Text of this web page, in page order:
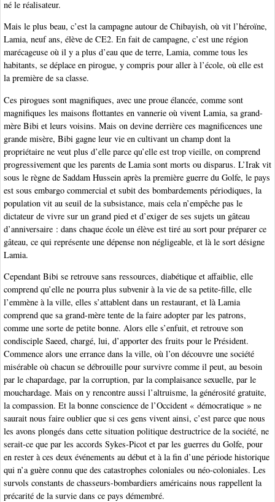
né le réalisateur.
Mais le plus beau, c’est la campagne autour de Chibayish, où vit l’héroïne,
Lamia, neuf ans, élève de CE2. En fait de campagne, c’est une région
marécageuse où il y a plus d’eau que de terre, Lamia, comme tous les
habitants, se déplace en pirogue, y compris pour aller à l’école, où elle est
la première de sa classe.
Ces pirogues sont magnifiques, avec une proue élancée, comme sont
magnifiques les maisons flottantes en vannerie où vivent Lamia, sa grand-
mère Bibi et leurs voisins. Mais on devine derrière ces magnificences une
grande misère, Bibi gagne leur vie en cultivant un champ dont la
propriétaire ne veut plus d’elle parce qu’elle est trop vieille, on comprend
progressivement que les parents de Lamia sont morts ou disparus. L’Irak vit
sous le règne de Saddam Hussein après la première guerre du Golfe, le pays
est sous embargo commercial et subit des bombardements périodiques, la
population vit au seuil de la subsistance, mais cela n’empêche pas le
dictateur de vivre sur un grand pied et d’exiger de ses sujets un gâteau
d’anniversaire : dans chaque école un élève est tiré au sort pour préparer ce
gâteau, ce qui représente une dépense non négligeable, et là le sort désigne
Lamia.
Cependant Bibi se retrouve sans ressources, diabétique et affaiblie, elle
comprend qu’elle ne pourra plus subvenir à la vie de sa petite-fille, elle
l’emmène à la ville, elles s’attablent dans un restaurant, et là Lamia
comprend que sa grand-mère tente de la faire adopter par les patrons,
comme une sorte de petite bonne. Alors elle s’enfuit, et retrouve son
condisciple Saeed, chargé, lui, d’apporter des fruits pour le Président.
Commence alors une errance dans la ville, où l’on découvre une société
misérable où chacun se débrouille pour survivre comme il peut, au besoin
par le chapardage, par la corruption, par la complaisance sexuelle, par le
mouchardage. Mais on y rencontre aussi l’altruisme, la générosité gratuite,
la compassion. Et la bonne conscience de l’Occident « démocratique » ne
saurait nous faire oublier que si ces gens vivent ainsi, c’est parce que nous
les avons plongés dans cette situation politique destructrice de la société, ne
serait-ce que par les accords Sykes-Picot et par les guerres du Golfe, pour
en rester à ces deux événements au début et à la fin d’une période historique
qui n’a guère connu que des catastrophes coloniales ou néo-coloniales. Les
survols constants de chasseurs-bombardiers américains nous rappellent la
précarité de la survie dans ce pays démembré.